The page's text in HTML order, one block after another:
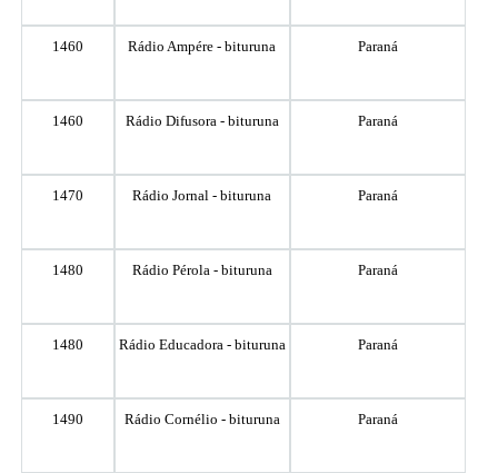
1460 Rádio Ampére - bituruna Paraná
1460 Rádio Difusora - bituruna Paraná
1470 Rádio Jornal - bituruna Paraná
1480 Rádio Pérola - bituruna Paraná
1480 Rádio Educadora - bituruna Paraná
1490 Rádio Cornélio - bituruna Paraná